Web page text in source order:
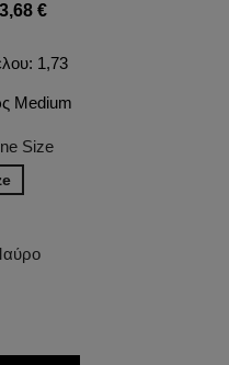
€
1,73
Medium
Size